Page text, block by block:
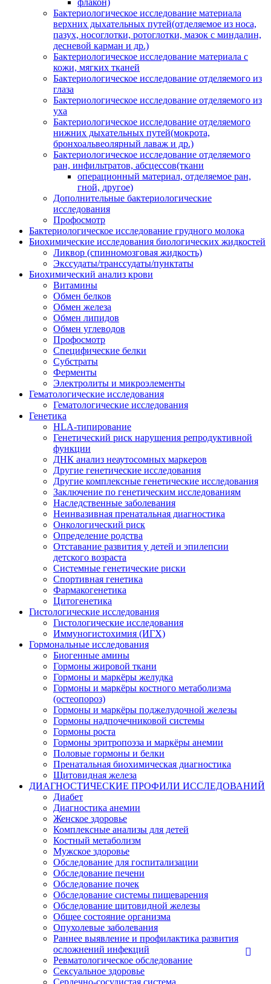
Бактериологическое исследование материала
верхних дыхательных путей(отделяемое из носа,
пазух, носоглотки, ротоглотки, мазок с миндалин,
десневой карман и др.)
Бактериологическое исследование материала с
кожи, мягких тканей
Бактериологическое исследование отделяемого из
глаза
Бактериологическое исследование отделяемого из
уха
Бактериологическое исследование отделяемого
нижних дыхательных путей(мокрота,
бронхоальвеолярный лаваж и др.)
Бактериологическое исследование отделяемого
ран, инфильтратов, абсцессов(ткани
операционный материал, отделяемое ран,
гной, другое)
Дополнительные бактериологические
исследования
Профосмотр
Бактериологическое исследование грудного молока
Биохимические исследования биологических жидкостей
Ликвор (спинномозговая жидкость)
Экссудаты/транссудаты/пунктаты
Биохимический анализ крови
Витамины
Обмен белков
Обмен железа
Обмен липидов
Обмен углеводов
Профосмотр
Специфические белки
Субстраты
Ферменты
Электролиты и микроэлементы
Гематологические исследования
Гематологические исследования
Генетика
HLA-типирование
Генетический риск нарушения репродуктивной
функции
ДНК анализ неаутосомных маркеров
Другие генетические исследования
Другие комплексные генетические исследования
Заключение по генетическим исследованиям
Наследственные заболевания
Неинвазивная пренатальная диагностика
Онкологический риск
Определение родства
Отставание развития у детей и эпилепсии
детского возраста
Системные генетические риски
Спортивная генетика
Фармакогенетика
Цитогенетика
Гистологические исследования
Гистологические исследования
Иммуногистохимия (ИГХ)
Гормональные исследования
Биогенные амины
Гормоны жировой ткани
Гормоны и маркёры желудка
Гормоны и маркёры костного метаболизма
(остеопороз)
Гормоны и маркёры поджелудочной железы
Гормоны надпочечниковой системы
Гормоны роста
Гормоны эритропоэза и маркёры анемии
Половые гормоны и белки
Пренатальная биохимическая диагностика
Щитовидная железа
ДИАГНОСТИЧЕСКИЕ ПРОФИЛИ ИССЛЕДОВАНИЙ
Диабет
Диагностика анемии
Женское здоровье
Комплексные анализы для детей
Костный метаболизм
Мужское здоровье
Обследование для госпитализации
Обследование печени
Обследование почек
Обследование системы пищеварения
Обследование щитовидной железы
Общее состояние организма
Опухолевые заболевания
Раннее выявление и профилактика развития
осложнений инфекций
Ревматологическое обследование
Сексуальное здоровье
Сердечно-сосудистая система